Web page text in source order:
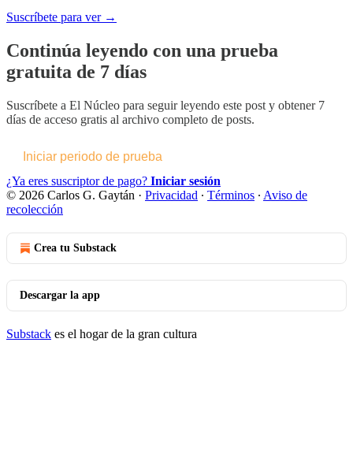
Suscríbete para ver →
Continúa leyendo con una prueba
gratuita de 7 días
Suscríbete a El Núcleo para seguir leyendo este post y obtener 7
días de acceso gratis al archivo completo de posts.
Iniciar periodo de prueba
¿Ya eres suscriptor de pago? Iniciar sesión
© 2026 Carlos G. Gaytán · Privacidad ∙ Términos ∙ Aviso de
recolección
Crea tu Substack
Descargar la app
Substack es el hogar de la gran cultura